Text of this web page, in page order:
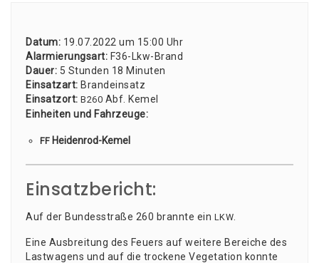
Datum: 19.07.2022 um 15:00 Uhr
Alar­mie­rungs­art: F36-Lkw-Brand
Dau­er: 5 Stun­den 18 Minu­ten
Ein­satz­art: Brand­ein­satz
Ein­satz­ort: B260 Abf. Kemel
Ein­hei­ten und Fahr­zeu­ge:
FF Hei­den­rod-Kemel
Einsatzbericht:
Auf der Bun­des­stra­ße 260 brann­te ein LKW
Eine Aus­brei­tung des Feu­ers auf wei­te­re Berei­che des
Last­wa­gens und auf die tro­cke­ne Vege­ta­ti­on konn­te